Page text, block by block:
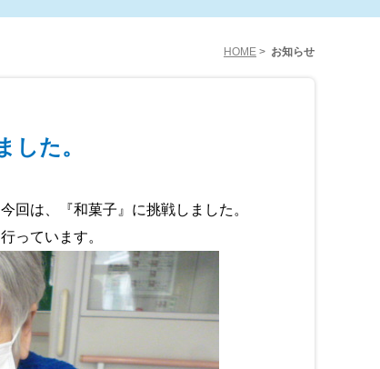
HOME > お知らせ
した。
回は、『和菓子』に挑戦しました。
っています。